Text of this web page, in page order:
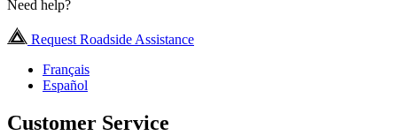
Need help?
Request Roadside Assistance
Français
Español
Customer Service